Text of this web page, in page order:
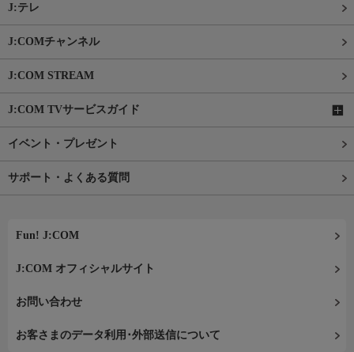
J:テレ
J:COMチャンネル
J:COM STREAM
J:COM TVサービスガイド
イベント・プレゼント
サポート・よくある質問
Fun! J:COM
J:COM オフィシャルサイト
お問い合わせ
お客さまのデータ利用･外部送信について